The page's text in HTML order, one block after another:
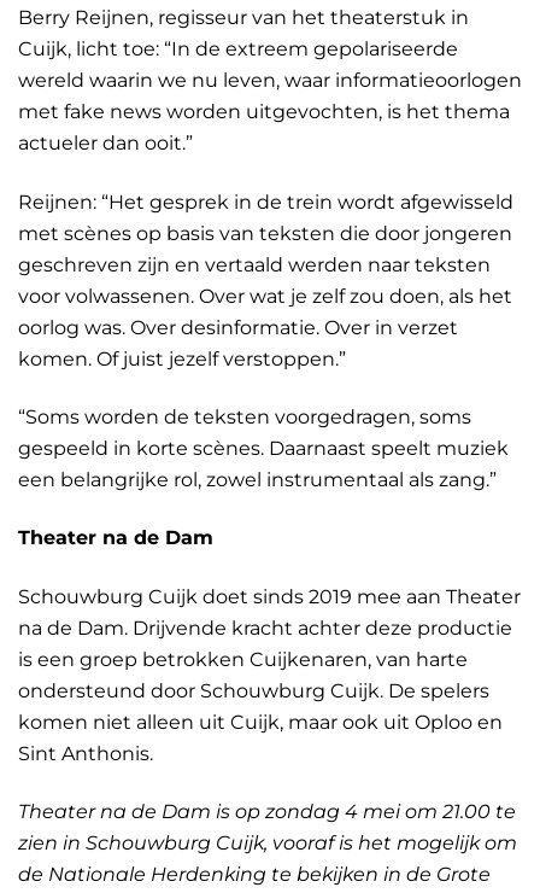
Berry Reijnen, regisseur van het theaterstuk in
Cuijk, licht toe: “In de extreem gepolariseerde
wereld waarin we nu leven, waar informatieoorlogen
met fake news worden uitgevochten, is het thema
actueler dan ooit.”
Reijnen: “Het gesprek in de trein wordt afgewisseld
met scènes op basis van teksten die door jongeren
geschreven zijn en vertaald werden naar teksten
voor volwassenen. Over wat je zelf zou doen, als het
oorlog was. Over desinformatie. Over in verzet
komen. Of juist jezelf verstoppen.”
“Soms worden de teksten voorgedragen, soms
gespeeld in korte scènes. Daarnaast speelt muziek
een belangrijke rol, zowel instrumentaal als zang.”
Theater na de Dam
Schouwburg Cuijk doet sinds 2019 mee aan Theater
na de Dam. Drijvende kracht achter deze productie
is een groep betrokken Cuijkenaren, van harte
ondersteund door Schouwburg Cuijk. De spelers
komen niet alleen uit Cuijk, maar ook uit Oploo en
Sint Anthonis.
Theater na de Dam is op zondag 4 mei om 21.00 te
zien in Schouwburg Cuijk, vooraf is het mogelijk om
de Nationale Herdenking te bekijken in de Grote